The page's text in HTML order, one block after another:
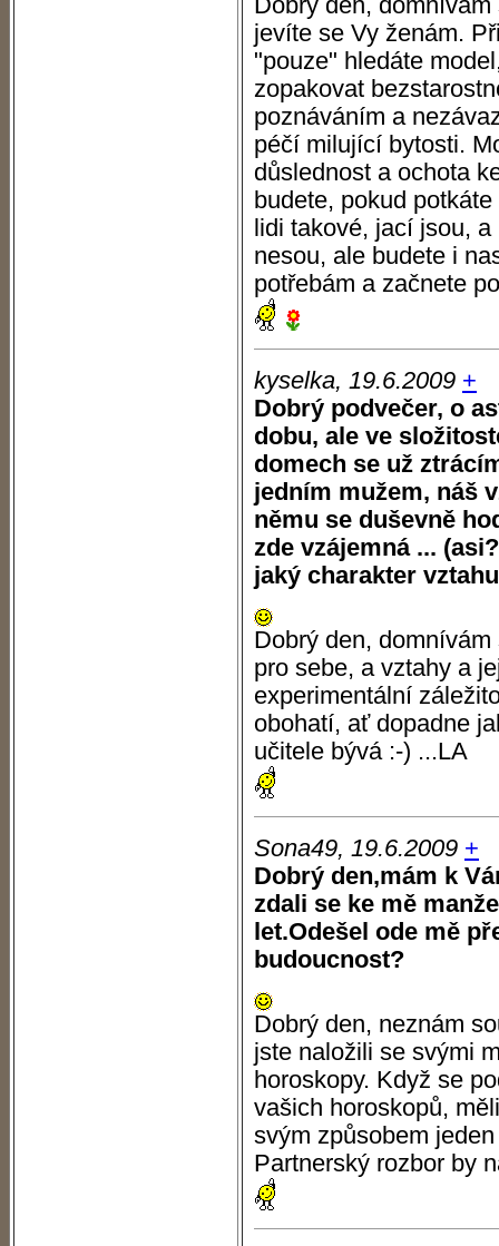
Dobrý den,
jevíte se Vy ženám.
"pouze" hledáte
zopakovat
poznáváním a
péčí milující bytosti.
důslednost a ochota
budete, pokud
lidi takové, jací jsou,
nesou, ale budete i
potřebám a začnete
kyselka, 19.6.2009 +
Dobrý podvečer, o
dobu, ale ve
domech se už
jedním mužem, náš
němu se duševně
zde vzájemná ...
jaký charakter
Dobrý den,
pro sebe, a vztahy a
experimentální
obohatí, ať dopadne
učitele bývá :-) ...LA
Sona49, 19.6.2009 +
Dobrý den,mám k
zdali se ke mě
let.Odešel ode mě
budoucnost?
Dobrý den, neznám
jste naložili se svými
horoskopy. Když se
vašich horoskopů,
svým způsobem
Partnerský rozbor by